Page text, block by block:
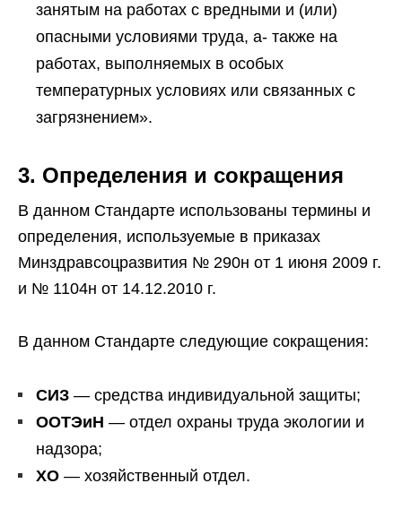
занятым на работах с вредными и (или)
опасными условиями труда, а- также на
работах, выполняемых в особых
температурных условиях или связанных с
загрязнением».
3. Определения и сокращения
В данном Стандарте использованы термины и
определения, используемые в приказах
Минздравсоцразвития № 290н от 1 июня 2009 г.
и № 1104н от 14.12.2010 г.
В данном Стандарте следующие сокращения:
СИЗ — средства индивидуальной защиты;
ООТЭиН — отдел охраны труда экологии и
надзора;
ХО — хозяйственный отдел.